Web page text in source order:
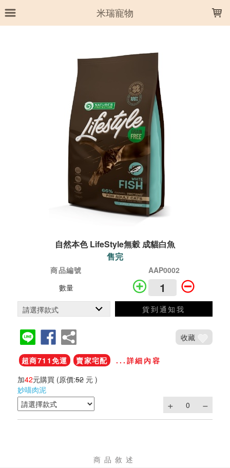
米瑞寵物
自然本色 LifeStyle無穀 成貓白魚
售完
商品編號
AAP0002
數量
貨到通知我
收藏
超商711免運 賣家宅配
...詳細內容
加42元購買 (原價:52 元 )
妙喵肉泥
商品敘述